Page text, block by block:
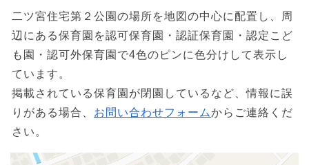
二ツ宮住宅第２公園の場所を地図の中心に配置し、周
辺にある保育園を認可保育園・認証保育園・認定こど
も園・認可外保育園で4色のピンに色分けして表示し
ています。
掲載されている保育園が閉園しているなど、情報に誤
りがある場合、 お問い合わせフォームからご連絡くだ
さい。